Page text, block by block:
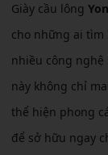
Giày cầu lông
cho những ai tìm
nhiều công nghệ
này không chỉ
thể hiện phong
để sở hữu ngay